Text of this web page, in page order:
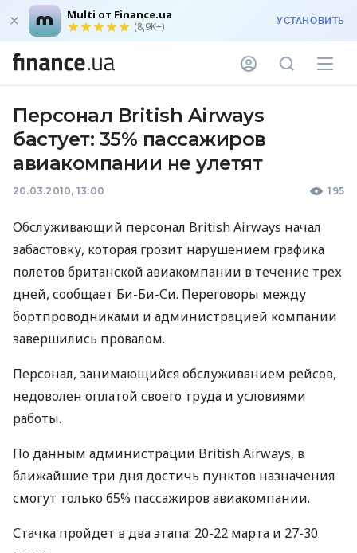
Multi от Finance.ua
(8,9K+) УСТАНОВИТЬ
Персонал British Airways
бастует: 35% пассажиров
авиакомпании не улетят
20.03.2010, 13:00 195
Обслуживающий персонал British Airways начал
забастовку, которая грозит нарушением графика
полетов британской авиакомпании в течение трех
дней, сообщает Би-Би-Си. Переговоры между
бортпроводниками и администрацией компании
завершились провалом.
Персонал, занимающийся обслуживанием рейсов,
недоволен оплатой своего труда и условиями
работы.
По данным администрации British Airways, в
ближайшие три дня достичь пунктов назначения
смогут только 65% пассажиров авиакомпании.
Стачка пройдет в два этапа: 20-22 марта и 27-30